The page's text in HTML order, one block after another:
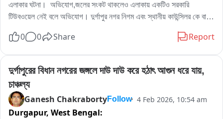
এলাকার ঘটনা।  অভিযোগ,জলের সংকট থাকলেও এলাকায় একটিও সরকারি
টিউবওয়েল নেই বলে অভিযোগ। দুর্গাপুর নগর নিগম এবং স্থানীয় কাউন্সিলর কে বার
করে স্থানীয় মানুষ বলে জানা গেছে।
0 0 Share Report
দুর্গাপুরের বিধান নগরের জঙ্গলে দাউ দাউ করে হঠাৎ আগুন ধরে যায়,
চাঞ্চল্য
Ganesh ChakrabortyFollow 4 Feb 2026, 10:54 am
Durgapur, West Bengal: